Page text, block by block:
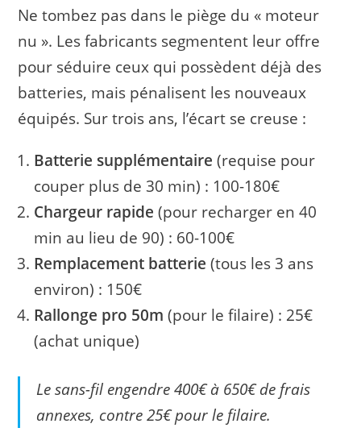
Ne tombez pas dans le piège du « moteur
nu ». Les fabricants segmentent leur offre
pour séduire ceux qui possèdent déjà des
batteries, mais pénalisent les nouveaux
équipés. Sur trois ans, l’écart se creuse :
Batterie supplémentaire (requise pour
couper plus de 30 min) : 100-180€
Chargeur rapide (pour recharger en 40
min au lieu de 90) : 60-100€
Remplacement batterie (tous les 3 ans
environ) : 150€
Rallonge pro 50m (pour le filaire) : 25€
(achat unique)
Le sans-fil engendre 400€ à 650€ de frais
annexes, contre 25€ pour le filaire.